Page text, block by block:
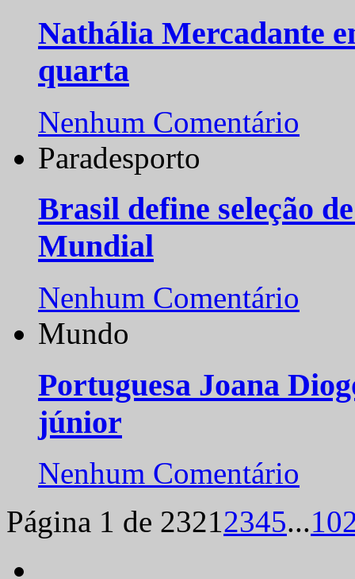
Nathália Mercadante
quarta
Nenhum Comentário
Paradesporto
Brasil define seleção
Mundial
Nenhum Comentário
Mundo
Portuguesa Joana
júnior
Nenhum Comentário
Página 1 de 23212345...10